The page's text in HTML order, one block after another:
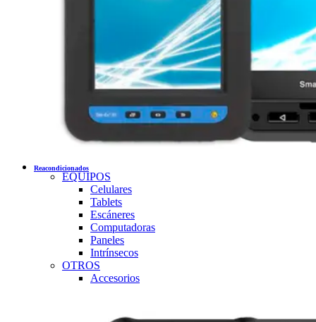
Reacondicionados
EQUIPOS
Celulares
Tablets
Escáneres
Computadoras
Paneles
Intrínsecos
OTROS
Accesorios